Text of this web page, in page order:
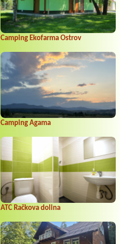
Camping Ekofarma Ostrov
Camping Agama
ATC Račkova dolina